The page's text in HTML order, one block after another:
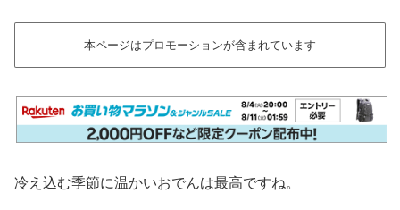
本ページはプロモーションが含まれています
冷え込む季節に温かいおでんは最高ですね。